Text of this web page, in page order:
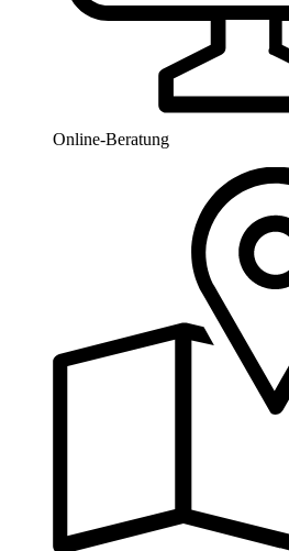
Online-Beratung